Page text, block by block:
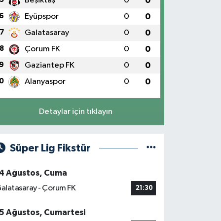
Eyüpspor 0 0
7 Galatasaray 0 0
8 Çorum FK 0 0
Gaziantep FK 0 0
Alanyaspor 0 0
Detaylar için tıklayın
Süper Lig Fikstür
Ağustos, Cuma
- Çorum FK
21:30
Ağustos, Cumartesi